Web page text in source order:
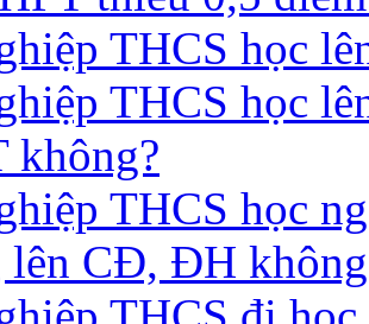
THCS học
THCS học
không?
THCS học
lên CĐ, ĐH